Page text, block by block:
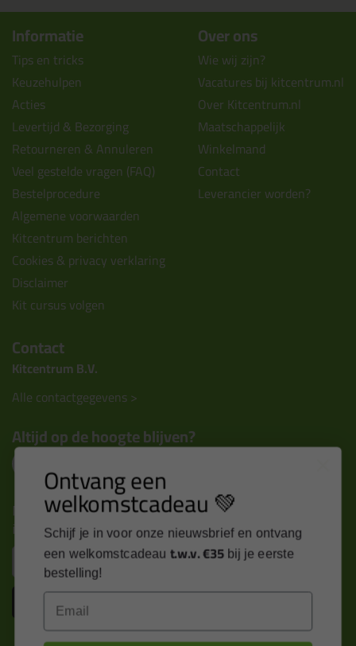
Informatie
Tips en tricks
Keuzehulpen
Acties
Levertijd & Bezorging
Retourneren & Annuleren
Veel gestelde vragen (FAQ)
Bestelprocedure
Algemene voorwaarden
Kitcentrum berichten
Cookies & privacy verklaring
Disclaimer
Kit cursus volgen
Over ons
Wie wij zijn?
Vacatures bij kitcentrum.nl
Over Kitcentrum.nl
Maatschappelijk
Winkelmand
Contact
Leverancier worden?
Contact
Kitcentrum B.V.
Alle contactgegevens >
Altijd op de hoogte blijven?
Nieuws, tips en exclusieve deals rechtstreeks in je
inbox
Inschrijven
Ontvang een
welkomstcadeau 💚
Schijf je in voor onze nieuwsbrief en ontvang
een welkomstcadeau t.w.v. €35 bij je eerste
bestelling!